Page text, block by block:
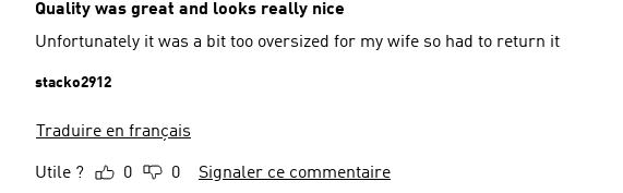
Quality was great and looks really nice
Unfortunately it was a bit too oversized for my wife so had to return it
stacko2912
Traduire en français
Utile ? 0 0 Signaler ce commentaire